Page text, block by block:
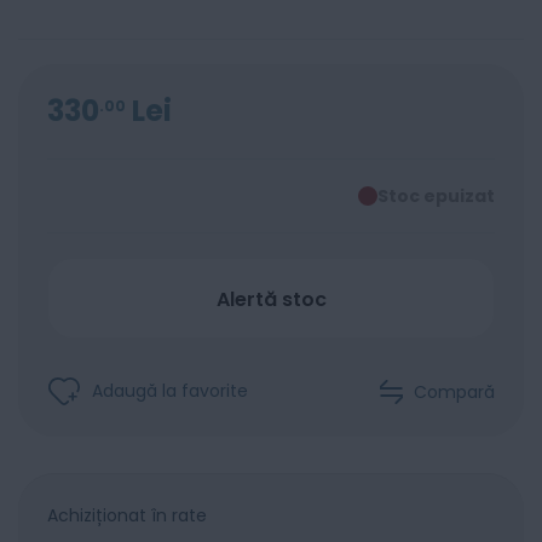
330 00 Lei
Alertă stoc
Adaugă la favorite Compară
Achiziționat în rate